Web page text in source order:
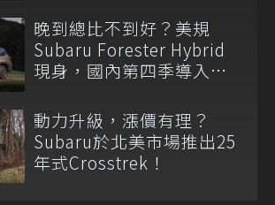
晚到總比不到好？美規
Subaru Forester Hybrid
現身，國內第四季導入確
動力升級，漲價有理？
Subaru於北美市場推出25
年式Crosstrek！